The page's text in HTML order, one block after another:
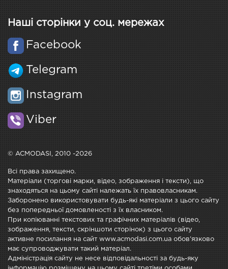
Наші сторінки у соц. мережах
Facebook
Telegram
Instagram
Viber
© ACMODASI, 2010 -2026
Всі права захищено.
Матеріали (торгові марки, відео, зображення і тексти), що
знаходяться на цьому сайті належать їх правовласникам.
Заборонено використовувати будь-які матеріали з цього сайту
без попередньої домовленості з їх власником.
При копіюванні текстових та графічних матеріалів (відео,
зображення, тексти, скріншоти сторінок) з цього сайту
активне посилання на сайт www.acmodasi.com.ua обов'язково
має супроводжувати такий матеріал.
Адміністрація сайту не несе відповідальності за будь-яку